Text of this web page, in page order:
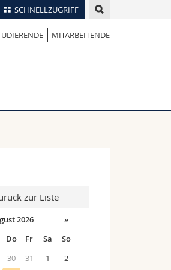
SCHNELLZUGRIFF
MITARBEITENDE
zur Liste
2026
»
Do Fr Sa
So
30 31 1
2